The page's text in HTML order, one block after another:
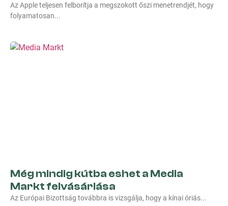
Az Apple teljesen felborítja a megszokott őszi menetrendjét, hogy
folyamatosan
Még mindig kútba eshet a Media
Markt felvásárlása
Az Európai Bizottság továbbra is vizsgálja, hogy a kínai óriás